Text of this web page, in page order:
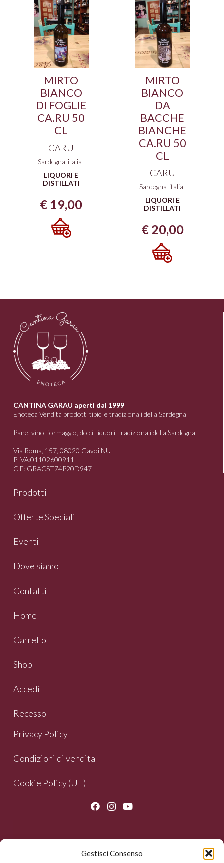
Gestisci Consenso
MIRTO
BIANCO
DI FOGLIE
CA.RU 50
CL
CARU
Sardegna italia
LIQUORI E
DISTILLATI
€ 19,00
MIRTO
BIANCO
DA
BACCHE
BIANCHE
CA.RU 50
CL
CARU
Sardegna italia
LIQUORI E
DISTILLATI
€20,00
CANTINA GARAU aperti dal 1999
Enoteca Vendita prodotti tipici e tradizionali della Sardegna
Pane, vino, formaggio, dolci, liquori, tradizionali della Sardegna
Via Roma, 157, 08020 Gavoi NU
P.IVA:01102600911
C.F: GRACST74P20D947I
Prodotti
Offerte Speciali
Eventi
Dove siamo
Contatti
Home
Carrello
Shop
Accedi
Recesso
Privacy Policy
Condizioni di vendita
Cookie Policy (UE)
NEWSLETTER